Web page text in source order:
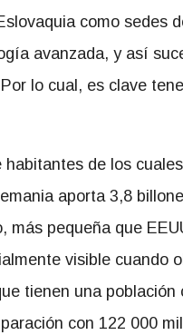
como sedes
avanzada, y así
lo cual, es clave
de los
aporta 3,8
pequeña que
visible cuando
tienen una población
con 122 000